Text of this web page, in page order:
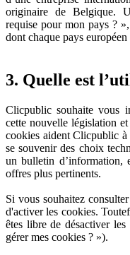
originaire de Belgique.
requise pour mon pays ?
dont chaque pays
3. Quelle est
Clicpublic souhaite vous
cette nouvelle législation
cookies aident Clicpublic
se souvenir des choix
un bulletin d’information,
offres plus pertinents.
Si vous souhaitez
d'activer les cookies.
êtes libre de désactiver
gérer mes cookies ? »).